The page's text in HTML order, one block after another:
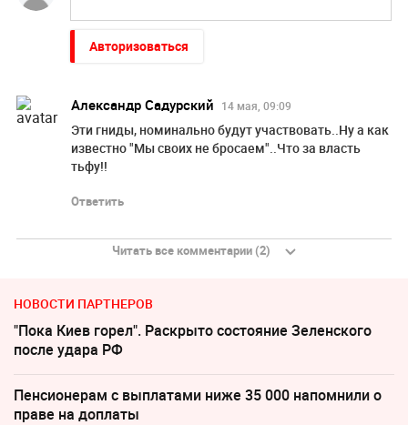
Авторизоваться
Александр Садурский 14 мая, 09:09
Эти гниды, номинально будут участвовать..Ну а как
известно "Мы своих не бросаем"..Что за власть
тьфу!!
Ответить
Читать все комментарии (2)
НОВОСТИ ПАРТНЕРОВ
"Пока Киев горел". Раскрыто состояние Зеленского
после удара РФ
Пенсионерам с выплатами ниже 35 000 напомнили о
праве на доплаты